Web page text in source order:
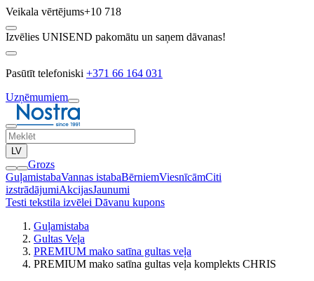
Veikala vērtējums+10 718
Izvēlies UNISEND pakomātu un saņem dāvanas!
Pasūtīt telefoniski +371 66 164 031
Uzņēmumiem
LV
Grozs
GuļamistabaVannas istabaBērniemViesnīcāmCiti
izstrādājumiAkcijasJaunumi
Testi tekstila izvēlei Dāvanu kupons
Guļamistaba
Gultas Veļa
PREMIUM mako satīna gultas veļa
PREMIUM mako satīna gultas veļa komplekts CHRIS